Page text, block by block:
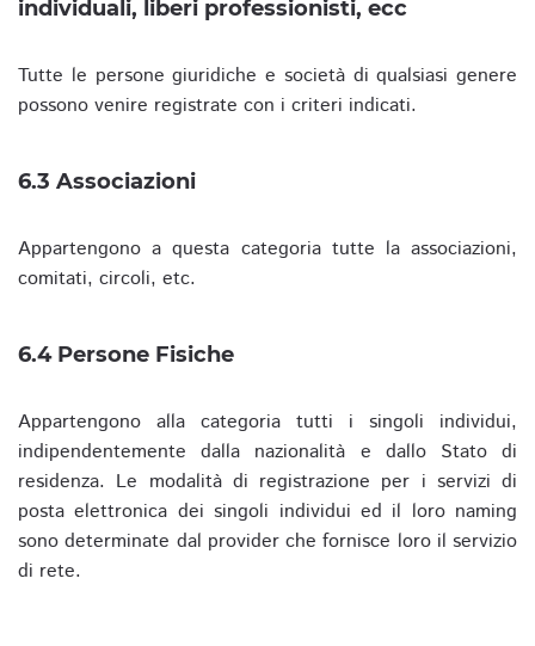
individuali, liberi professionisti, ecc
Tutte le persone giuridiche e società di qualsiasi genere
possono venire registrate con i criteri indicati.
6.3 Associazioni
Appartengono a questa categoria tutte la associazioni,
comitati, circoli, etc.
6.4 Persone Fisiche
Appartengono alla categoria tutti i singoli individui,
indipendentemente dalla nazionalità e dallo Stato di
residenza. Le modalità di registrazione per i servizi di
posta elettronica dei singoli individui ed il loro naming
sono determinate dal provider che fornisce loro il servizio
di rete.